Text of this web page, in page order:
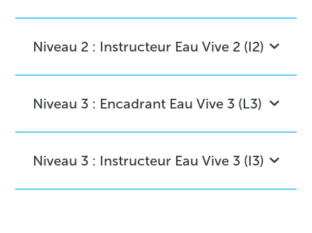
Niveau 2 : Instructeur Eau Vive 2 (I2)
Niveau 3 : Encadrant Eau Vive 3 (L3)
Niveau 3 : Instructeur Eau Vive 3 (I3)